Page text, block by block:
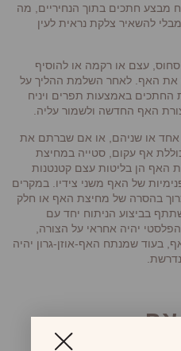
מבצע חתכים בתוך הנחיריים, מה
להשאיר צלקת נראית לעין
עצם או רקמה או להוסיף
את האף. לאחר השלמת ההליך על
החתכים באמצעות תפרים ויניח
האף החדשה ולשמור עליה.
או שניהם, או אם שברתם את
אף עקום, סטייה במחיצת
האף הן בליטות עצם קטנטנות
של האף משני צידיו. במקרים
בהסרה של מחיצת האף או חלק
בביצוע הניתוח יחד עם
יהיה אחראי על הצורה,
בעוד שמנתח האף-אוזן-גרון יהיה
אף